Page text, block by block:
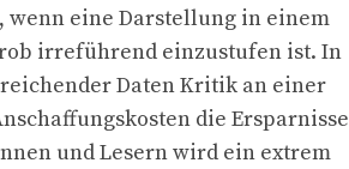
wenn eine Darstellung in einem
irreführend einzustufen ist. In
Daten Kritik an einer
die Ersparnisse
und Lesern wird ein extrem